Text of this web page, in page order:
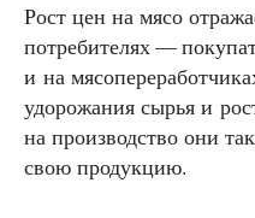
Рост цен на мясо
потребителях —
и на
удорожания сырья и
на производство они
свою продукцию.